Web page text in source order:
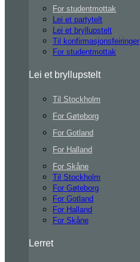
For studentmottak
Lei et partytelt
Lei et bryllupstelt
Til konfirmasjonsfeiringer
For studentmottak
Lei et bryllupstelt
Til Stockholm
For Gøteborg
For Gotland
For Halland
For Skåne
Til Stockholm
For Gøteborg
For Gotland
For Halland
For Skåne
Lerret